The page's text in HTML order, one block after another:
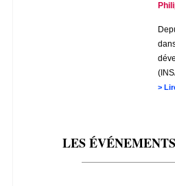
>
LES